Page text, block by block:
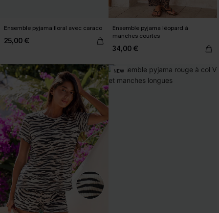
Ensemble pyjama floral avec caraco
25,00 €
Ensemble pyjama léopard à
manches courtes
34,00 €
NEW